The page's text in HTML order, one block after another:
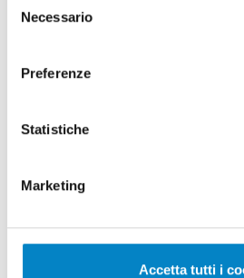
delNecessario
Preferenze
Statistiche
Marketing
Accetta tutti i
Roberto Battista nuovo
Battista ha conseguito la